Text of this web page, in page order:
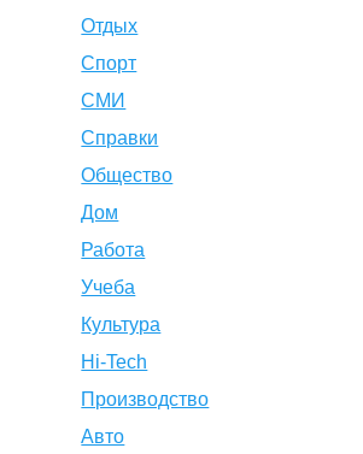
Отдых
Спорт
СМИ
Справки
Общество
Дом
Работа
Учеба
Культура
Hi-Tech
Производство
Авто